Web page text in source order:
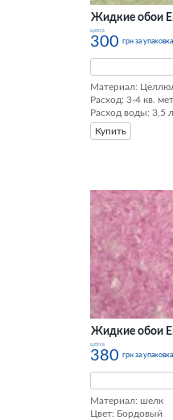
Жидкие обои
цена
300 грн за упаковка
Материал:
Расход: 3-4 кв.
Расход воды: 3,5
Купить
Жидкие обои
цена
380 грн за упаковка
Материал: шелк
Цвет: Бордовый